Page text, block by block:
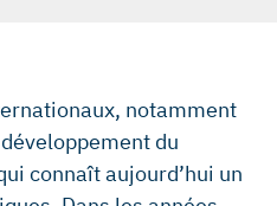
notamment
du
connaît aujourd’hui un